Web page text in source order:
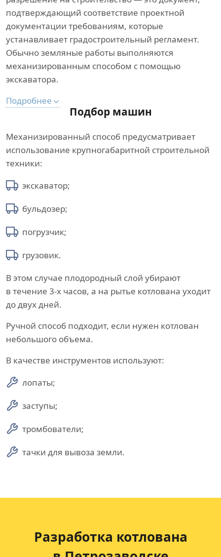
подтверждающий соответствие проектной
документации требованиям, которые
устанавливает градостроительный регламент.
Обычно земляные работы выполняются
механизированным способом с помощью
экскаватора.
Подробнее
Подбор машин
Механизированный способ предусматривает
использование крупногабаритной строительной
техники:
экскаватор;
бульдозер;
погрузчик;
грузовик.
В этом случае плодородный слой убирают
в течение 3-х часов, а на рытье котлована уходит
до двух дней.
Ручной способ подходит, если нужен котлован
небольшого объема.
В качестве инструментов используют:
лопаты;
заступы;
тромбователи;
тачки для вывоза земли.
Разработка котлована